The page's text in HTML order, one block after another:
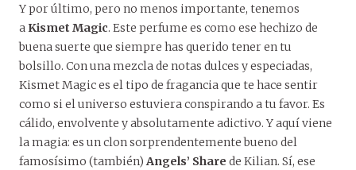
Y por último, pero no menos importante, tenemos
a Kismet Magic. Este perfume es como ese hechizo de
buena suerte que siempre has querido tener en tu
bolsillo. Con una mezcla de notas dulces y especiadas,
Kismet Magic es el tipo de fragancia que te hace sentir
como si el universo estuviera conspirando a tu favor. Es
cálido, envolvente y absolutamente adictivo. Y aquí viene
la magia: es un clon sorprendentemente bueno del
famosísimo (también)Angels’ Share de Kilian. Sí, ese